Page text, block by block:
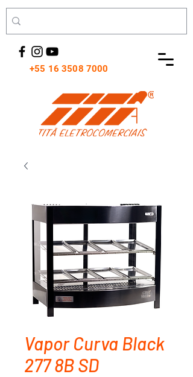
+55 16 3508 7000
Vapor Curva Black
277 8B SD